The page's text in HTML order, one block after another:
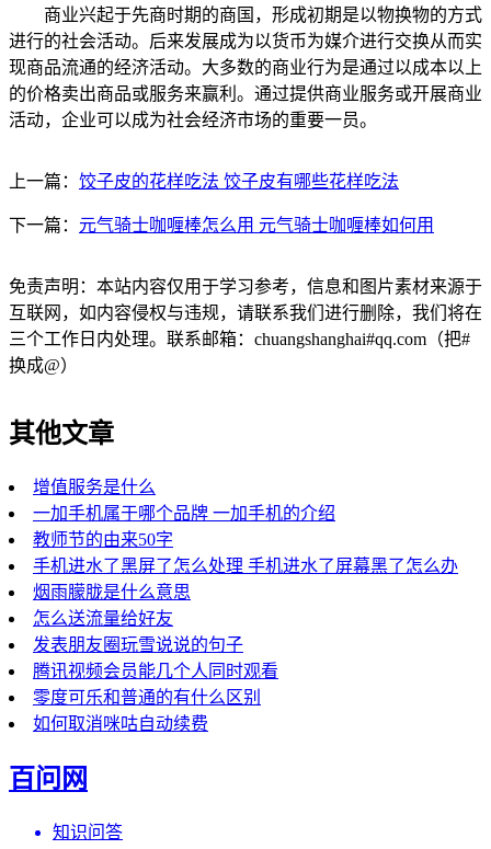
商业兴起于先商时期的商国，形成初期是以物换物的方式
进行的社会活动。后来发展成为以货币为媒介进行交换从而实
现商品流通的经济活动。大多数的商业行为是通过以成本以上
的价格卖出商品或服务来赢利。通过提供商业服务或开展商业
活动，企业可以成为社会经济市场的重要一员。
上一篇： 饺子皮的花样吃法 饺子皮有哪些花样吃法
下一篇： 元气骑士咖喱棒怎么用 元气骑士咖喱棒如何用
免责声明：本站内容仅用于学习参考，信息和图片素材来源于
互联网，如内容侵权与违规，请联系我们进行删除，我们将在
三个工作日内处理。联系邮箱：chuangshanghai#qq.com（把#
换成@）
其他文章
增值服务是什么
一加手机属于哪个品牌 一加手机的介绍
教师节的由来50字
手机进水了黑屏了怎么处理 手机进水了屏幕黑了怎么办
烟雨朦胧是什么意思
怎么送流量给好友
发表朋友圈玩雪说说的句子
腾讯视频会员能几个人同时观看
零度可乐和普通的有什么区别
如何取消咪咕自动续费
百问网
知识问答